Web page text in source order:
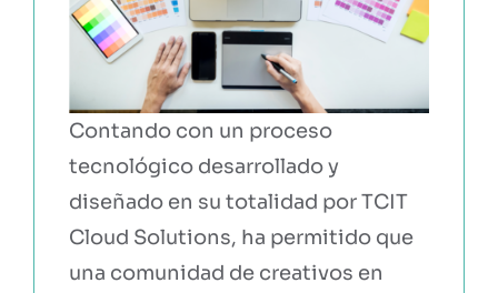
Contando con un proceso
tecnológico desarrollado y
diseñado en su totalidad por TCIT
Cloud Solutions, ha permitido que
una comunidad de creativos en